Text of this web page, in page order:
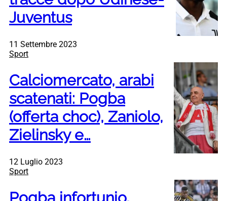
Juventus
11 Settembre 2023
Sport
Calciomercato, arabi
scatenati: Pogba
(offerta choc), Zaniolo,
Zielinsky e…
12 Luglio 2023
Sport